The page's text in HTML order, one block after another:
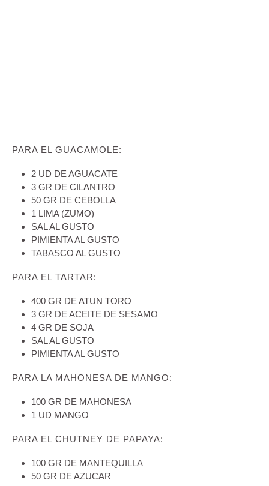
PARA EL GUACAMOLE:
2 UD DE AGUACATE
3 GR DE CILANTRO
50 GR DE CEBOLLA
1 LIMA (ZUMO)
SAL AL GUSTO
PIMIENTA AL GUSTO
TABASCO AL GUSTO
PARA EL TARTAR:
400 GR DE ATUN TORO
3 GR DE ACEITE DE SESAMO
4 GR DE SOJA
SAL AL GUSTO
PIMIENTA AL GUSTO
PARA LA MAHONESA DE MANGO:
100 GR DE MAHONESA
1 UD MANGO
PARA EL CHUTNEY DE PAPAYA:
100 GR DE MANTEQUILLA
50 GR DE AZUCAR